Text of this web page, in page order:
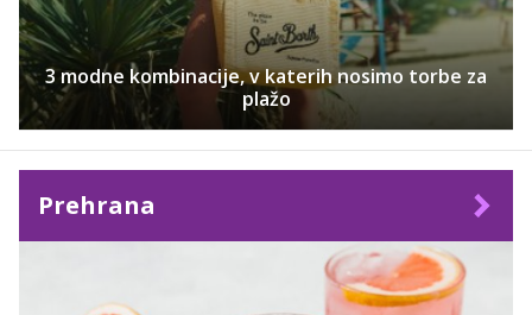
3 modne kombinacije, v katerih nosimo torbe za
plažo
Prehrana